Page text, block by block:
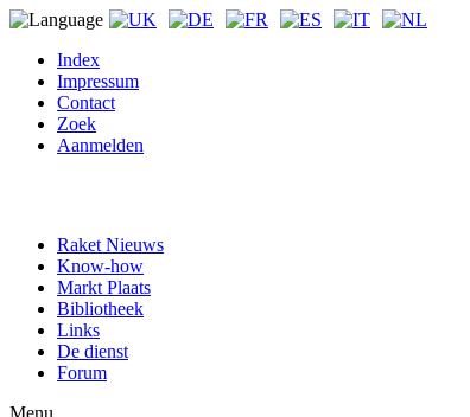
Index
Impressum
Contact
Zoek
Aanmelden
Raket Nieuws
Know-how
Markt Plaats
Bibliotheek
Links
De dienst
Forum
Menu